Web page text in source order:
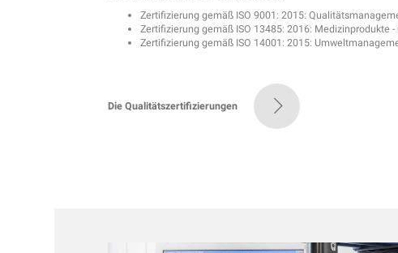
Zertifizierung gemäß ISO 9001: 2015:
Zertifizierung gemäß ISO 13485: 2016: Medizinprodukte
Zertifizierung gemäß ISO 14001: 2015:
Die Qualitätszertifizierungen